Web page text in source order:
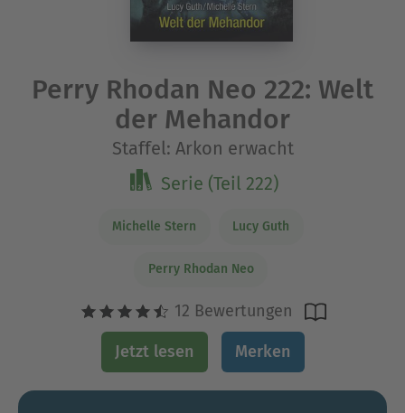
Perry Rhodan Neo 222: Welt
der Mehandor
Staffel: Arkon erwacht
Serie (Teil 222)
Michelle Stern Lucy Guth
Perry Rhodan Neo
12 Bewertungen
Jetzt lesen Merken